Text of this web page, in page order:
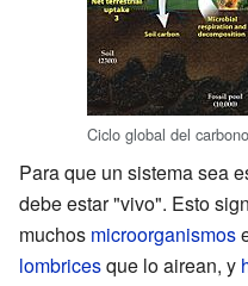
Ciclo global del
Para que un sistema sea
debe estar "vivo". Esto
muchos microorganismos
lombricesque lo airean, y